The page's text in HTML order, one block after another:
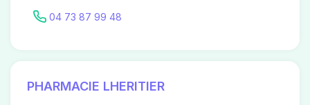
04 73 87 99 48
PHARMACIE LHERITIER